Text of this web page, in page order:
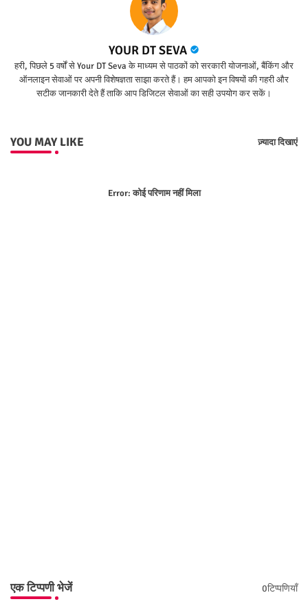
YOUR DT SEVA
हरी, पिछले 5 वर्षों से Your DT Seva के माध्यम से पाठकों को सरकारी योजनाओं, बैंकिंग और
ऑनलाइन सेवाओं पर अपनी विशेषज्ञता साझा करते हैं। हम आपको इन विषयों की गहरी और
सटीक जानकारी देते हैं ताकि आप डिजिटल सेवाओं का सही उपयोग कर सकें।
YOU MAY LIKE ज़्यादा दिखाएं
Error:कोई परिणाम नहीं मिला
एक टिप्पणी भेजें 0टिप्पणियाँ